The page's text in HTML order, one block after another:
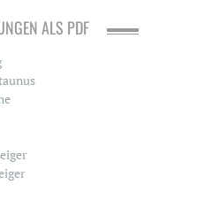
ALS PDF